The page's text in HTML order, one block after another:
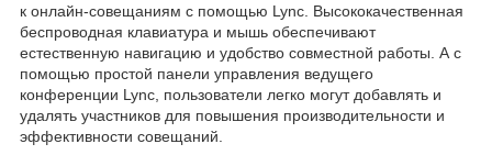
к онлайн-совещаниям с помощью Lync. Высококачественная
беспроводная клавиатура и мышь обеспечивают
естественную навигацию и удобство совместной работы. А с
помощью простой панели управления ведущего
конференции Lync, пользователи легко могут добавлять и
удалять участников для повышения производительности и
эффективности совещаний.